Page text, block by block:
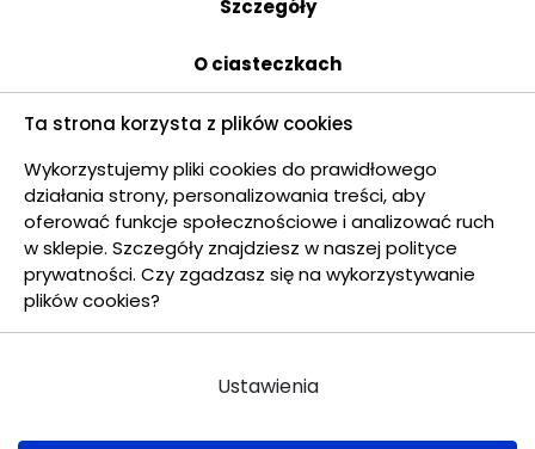
Szczegóły
O ciasteczkach
Ta strona korzysta z plików cookies
Wykorzystujemy pliki cookies do prawidłowego
działania strony, personalizowania treści, aby
oferować funkcje społecznościowe i analizować ruch
w sklepie. Szczegóły znajdziesz w naszej polityce
prywatności. Czy zgadzasz się na wykorzystywanie
plików cookies?
Ustawienia